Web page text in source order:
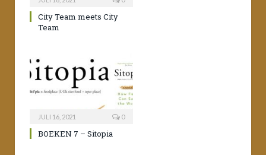
City Team meets City
Team
JULI 16, 2021 0
BOEKEN 7 – Sitopia